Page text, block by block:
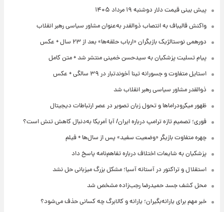
پیش‌ بینی قیمت دلار دوشنبه ۱۹ مرداد ۱۴۰۵
واکنش قالیباف به انتصاب ذوالقدر به‌عنوان مشاور سیاسی رهبر انقلاب
دورهمی نوستالژیک بازیگران «ارباب حلقه‌ها» بعد از ۲۳ سال + عکس
پیام تسلیت پزشکیان به سیدحسن خمینی منتشر شد + متن کامل
استایل متفاوت و جسورانه تینا آخوندتبار در ۳۹ سالگی + عکس
ذوالقدر مشاور سیاسی رهبر انقلاب شد
ظهور میکرودراماها و تحول زبان تصویر در عصر ارتباطات دیجیتال
فوری؛ تصمیم تازه ترامپ درباره ایران/ آیا آمریکا به‌دنبال کاهش تنش است؟
چهره متفاوت بازیگر «وضعیت سفید» پس از سال‌ها + فیلم
پزشکیان به شایعات اختلاف درباره تفاهم‌نامه پاسخ داد
استقلال و تراکتور در آستانه آسیا؛ مشکل بزرگ میزبانی حل نشد
محل کشف جسد حمیدرضا رجب‌زاده مشخص شد
خبر مهم برای یارانه‌بگیران؛ یارانه و کالابرگ چه کسانی حذف می‌شود؟